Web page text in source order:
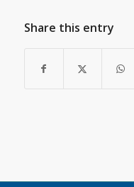
Share this entry